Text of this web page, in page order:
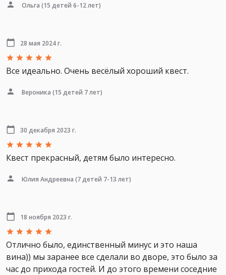
Ольга (15 детей 6-12 лет)
28 мая 2024 г.
Все идеально. Очень весёлый хороший квест.
Вероника (15 детей 7 лет)
30 декабря 2023 г.
Квест прекрасный, детям было интересно.
Юлия Андреевна (7 детей 7-13 лет)
18 ноября 2023 г.
Отлично было, единственный минус и это наша
вина)) мы заранее все сделали во дворе, это было за
час до прихода гостей. И до этого времени соседние